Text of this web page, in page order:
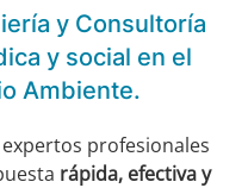
y Consultoría
y social en el
Ambiente.
profesionales
rápida, efectiva y